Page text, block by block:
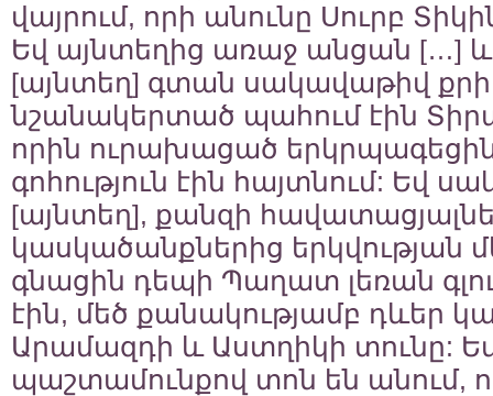
վայրում, որի անունը Սուրբ
Եվ այնտեղից առաջ անցան […]
[այնտեղ] գտան սակավաթիվ
նշանակերտած պահում էին
որին ուրախացած երկրպագեցին
գոհություն էին հայտնում: Եվ
[այնտեղ], քանզի
կասկածանքներից երկվության
գնացին դեպի Պաղատ լեռան
էին, մեծ քանակությամբ դևեր
Արամազդի և Աստղիկի տունը:
պաշտամունքով տոն են անում,